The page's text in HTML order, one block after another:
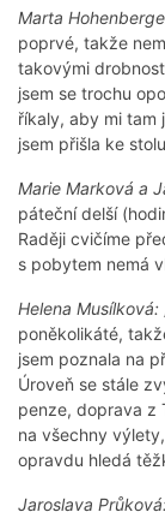
Marta
poprvé, takže
takovými
jsem se trochu
říkaly, aby mi tam
jsem přišla ke
Marie Marková a
páteční delší
Raději cvičíme
s pobytem nemá
Helena Musílková:
poněkolikáté,
jsem poznala na
Úroveň se stále
penze, doprava z
na všechny
opravdu hledá
Jaroslava